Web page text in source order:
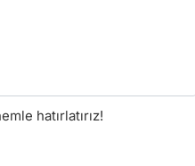
hatırlatırız!